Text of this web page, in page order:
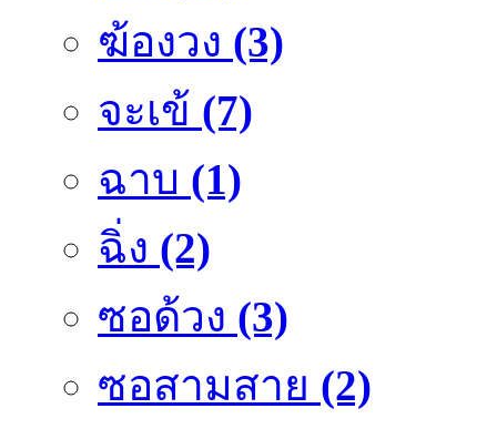
ฆ้องวง (3)
จะเข้ (7)
ฉาบ (1)
ฉิ่ง (2)
ซอด้วง (3)
ซอสามสาย (2)